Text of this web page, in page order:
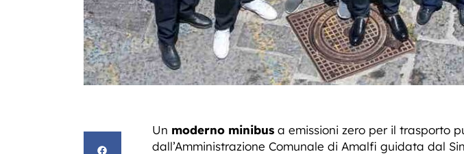
Un moderno minibus a emissioni zero per il trasporto
dall’Amministrazione Comunale di Amalfi guidata dal